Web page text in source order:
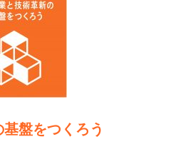
盤をつくろう